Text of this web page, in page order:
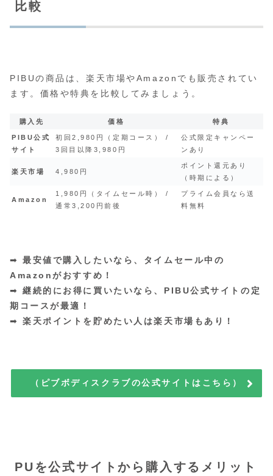
比較
PIBUの商品は、楽天市場やAmazonでも販売されてい
ます。価格や特典を比較してみましょう。
購入先 価格 特典
PIBU公式
サイト
初回2,980円（定期コース） /
3回目以降3,980円
公式限定キャンペー
ンあり
楽天市場 4,980円
ポイント還元あり
（時期による）
Amazon
1,980円（タイムセール時） /
通常3,200円前後
プライム会員なら送
料無料
➡最安値で購入したいなら、タイムセール中の
Amazonがおすすめ！
➡継続的にお得に買いたいなら、PIBU公式サイトの定
期コースが最適！
➡楽天ポイントを貯めたい人は楽天市場もあり！
（ピブボディスクラブの公式サイトはこちら）
PUを公式サイトから購入するメリット